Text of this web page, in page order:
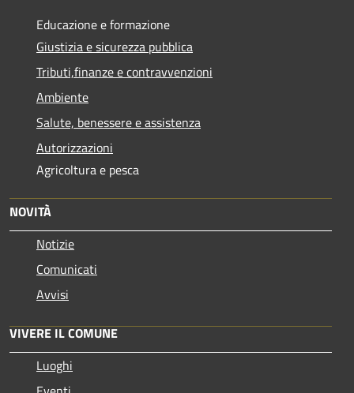
Educazione e formazione
Giustizia e sicurezza pubblica
Tributi,finanze e contravvenzioni
Ambiente
Salute, benessere e assistenza
Autorizzazioni
Agricoltura e pesca
NOVITÀ
Notizie
Comunicati
Avvisi
VIVERE IL COMUNE
Luoghi